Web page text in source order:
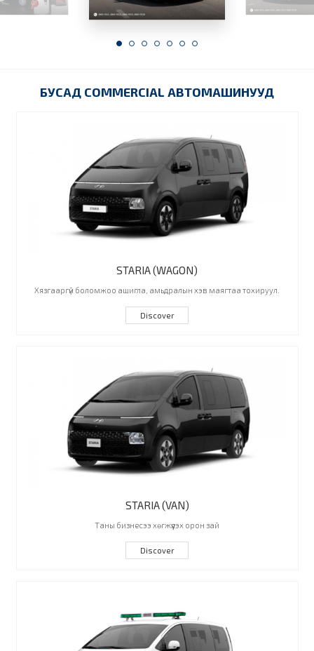
БУСАД COMMERCIAL АВТОМАШИНУУД
STARIA (WAGON)
Хязгааргүй боломжоо ашигла, амьдралын хэв маягтаа тохируул.
Discover
STARIA (VAN)
Таны бизнесээ хөгжүүлэх орон зай
Discover